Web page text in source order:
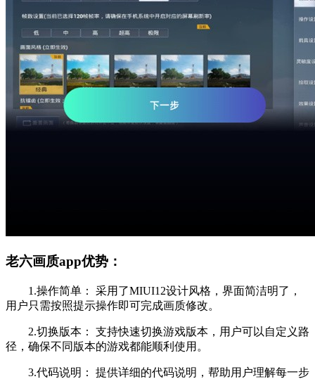
老六画质app优势：
1.操作简单： 采用了MIUI12设计风格，界面简洁明了，
用户只需按照提示操作即可完成画质修改。
2.切换版本： 支持快速切换游戏版本，用户可以自定义路
径，确保不同版本的游戏都能顺利使用。
3.代码说明： 提供详细的代码说明，帮助用户理解每一步